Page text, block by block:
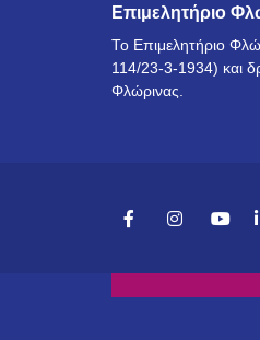
Επιμελητήριο
Το Επιμελητήριο
114/23-3-1934) και
Φλώρινας.